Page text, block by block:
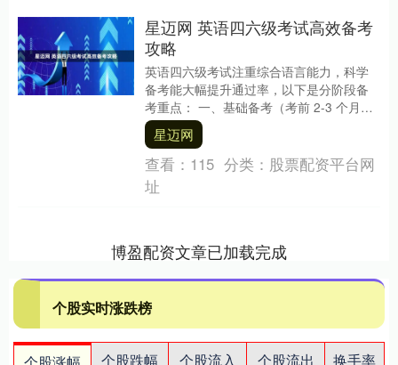
星迈网 英语四六级考试高效备考
攻略
英语四六级考试注重综合语言能力，科学
备考能大幅提升通过率，以下是分阶段备
考重点： 一、基础备考（考前 2-3 个月）
词汇是核心，建议每天用 APP 背诵 30....
星迈网
查看： 115 分类： 股票配资平台网
址
博盈配资文章已加载完成
个股实时涨跌榜
个股跌幅 个股流入 个股流出
换手率